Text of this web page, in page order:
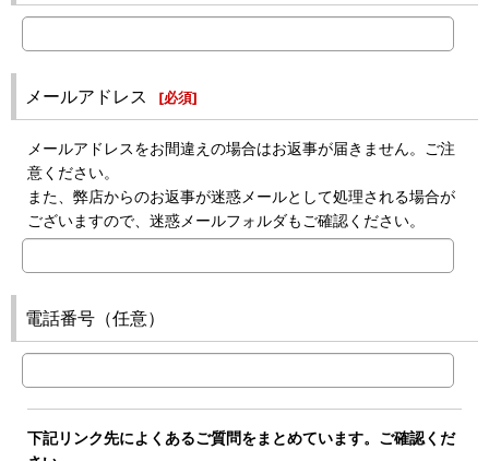
メールアドレス [必須]
メールアドレスをお間違えの場合はお返事が届きません。ご注
意ください。
また、弊店からのお返事が迷惑メールとして処理される場合が
ございますので、迷惑メールフォルダもご確認ください。
電話番号（任意）
下記リンク先によくあるご質問をまとめています。ご確認くだ